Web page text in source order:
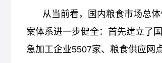
从当前看，国内粮食市场总
案体系进一步健全：首先建立了
急加工企业5507家、粮食供应网